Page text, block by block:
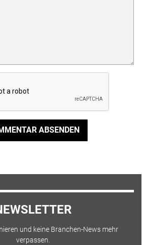
ABSENDEN
und keine Branchen-News mehr
verpassen.